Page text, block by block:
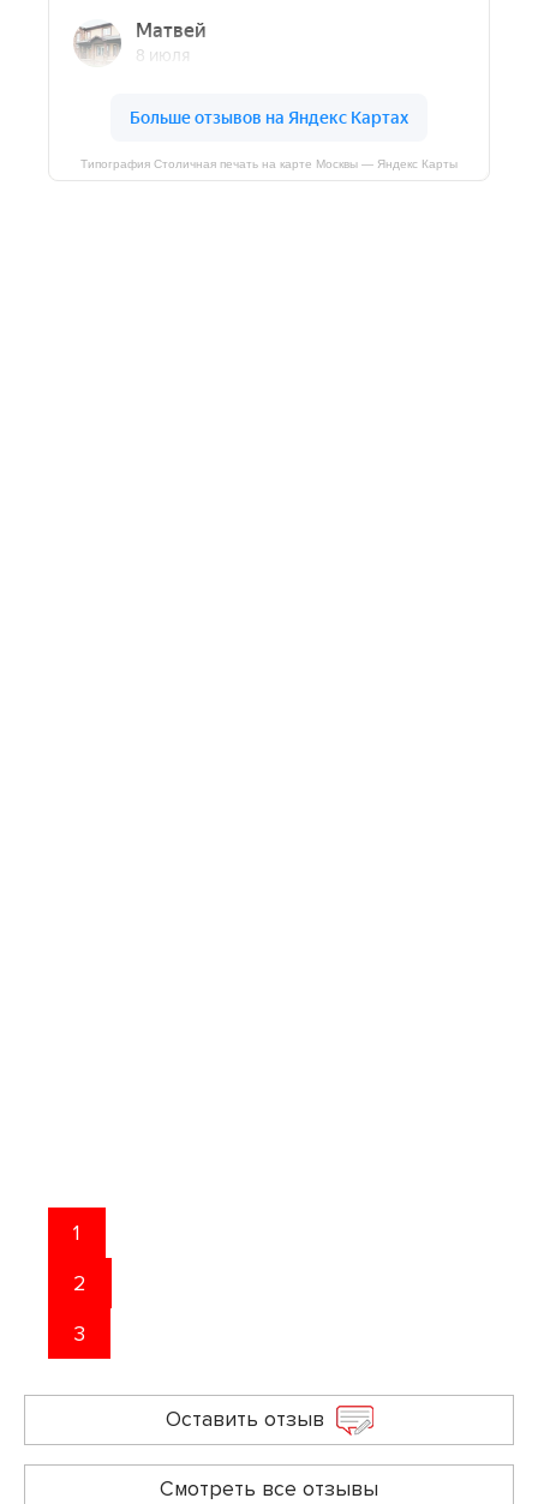
Типография Столичная печать на карте Москвы — Яндекс Карты
1
2
3
Оставить отзыв
Смотреть все отзывы